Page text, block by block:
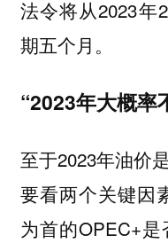
法令将从2023年
期五个月。
“2023年大概率
至于2023年油价
要看两个关键因
为首的OPEC+